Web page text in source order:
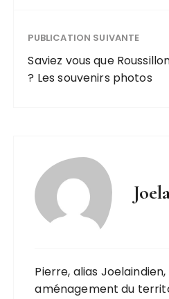
PUBLICATION SUIVANTE
Saviez vous que
? Les souvenirs photos
Pierre, alias
aménagement du